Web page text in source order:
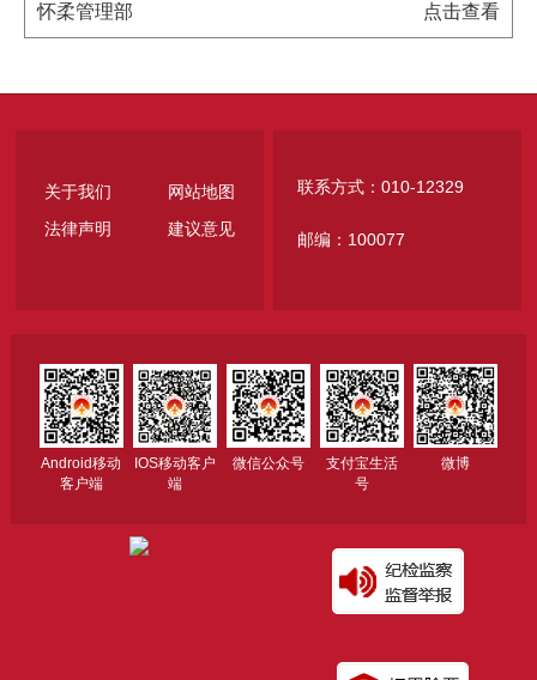
怀柔管理部 点击查看
关于我们
网站地图
法律声明
建议意见
联系方式：010-12329
邮编：100077
Android移动
客户端
IOS移动客户
端
微信公众号
支付宝生活
号
微博